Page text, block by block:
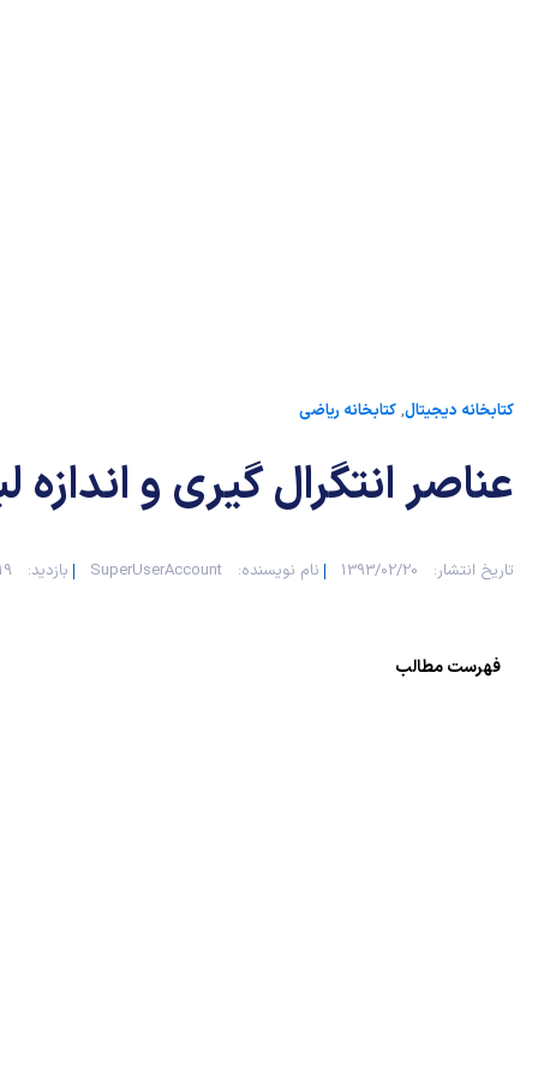
کتابخانه دیجیتال,کتابخانه ریاضی
عناصر انتگرال گیری و اندازه
تاریخ انتشار: 1393/02/20 نام نویسنده: SuperUserAccount بازدید:
فهرست مطالب